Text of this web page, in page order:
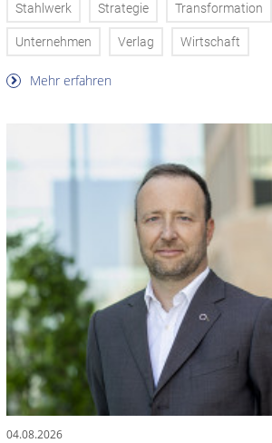
Stahlwerk Strategie Transformation
Unternehmen Verlag Wirtschaft
Mehr erfahren
04.08.2026